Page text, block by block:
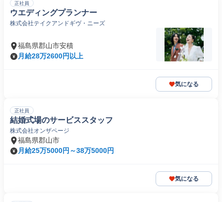
正社員
ウエディングプランナー
株式会社テイクアンドギヴ・ニーズ
福島県郡山市安積
月給28万2600円以上
気になる
正社員
結婚式場のサービススタッフ
株式会社オンザページ
福島県郡山市
月給25万5000円～38万5000円
気になる